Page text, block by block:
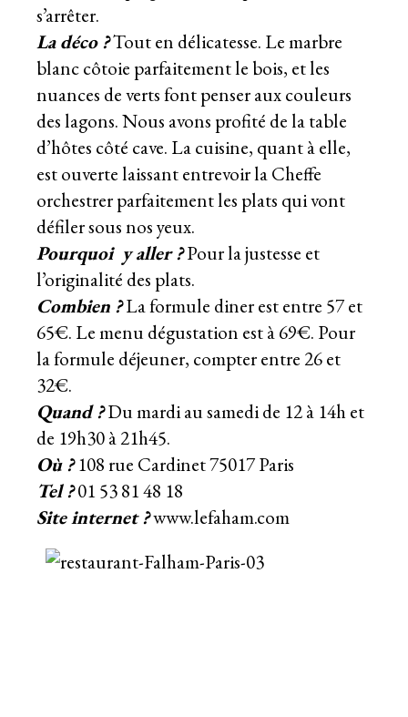
s’arrêter.
La déco ?Tout en délicatesse. Le marbre
blanc côtoie parfaitement le bois, et les
nuances de verts font penser aux couleurs
des lagons. Nous avons profité de la table
d’hôtes côté cave. La cuisine, quant à elle,
est ouverte laissant entrevoir la Cheffe
orchestrer parfaitement les plats qui vont
défiler sous nos yeux.
Pourquoi y aller ?Pour la justesse et
l’originalité des plats.
Combien ?La formule diner est entre 57 et
65€. Le menu dégustation est à 69€. Pour
la formule déjeuner, compter entre 26 et
32€.
Quand ?Du mardi au samedi de 12 à 14h et
de 19h30 à 21h45.
Où ?108 rue Cardinet 75017 Paris
Tel ?01 53 81 48 18
Site internet ?www.lefaham.com